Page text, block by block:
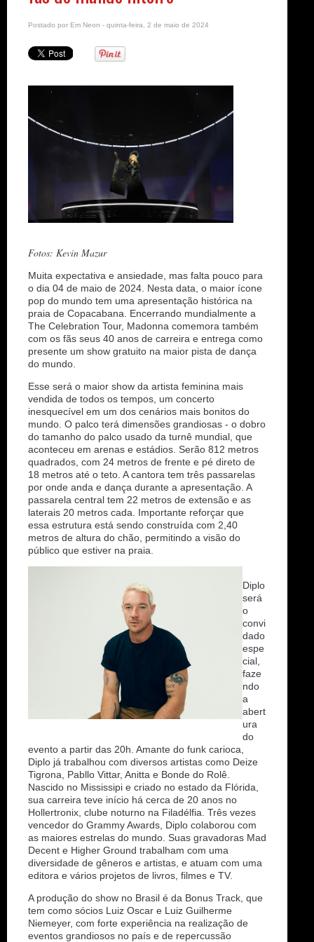
n
Postado por Em Neon - quinta-feira, 2 de maio de 2024
Fotos: Kevin Mazur
Muita expectativa e ansiedade, mas falta pouco para
o dia 04 de maio de 2024. Nesta data, o maior ícone
pop do mundo tem uma apresentação histórica na
praia de Copacabana. Encerrando mundialmente a
The Celebration Tour, Madonna comemora também
com os fãs seus 40 anos de carreira e entrega como
presente um show gratuito na maior pista de dança
do mundo.
Esse será o maior show da artista feminina mais
vendida de todos os tempos, um concerto
inesquecível em um dos cenários mais bonitos do
mundo. O palco terá dimensões grandiosas - o dobro
do tamanho do palco usado da turnê mundial, que
aconteceu em arenas e estádios. Serão 812 metros
quadrados, com 24 metros de frente e pé direto de
18 metros até o teto. A cantora tem três passarelas
por onde anda e dança durante a apresentação. A
passarela central tem 22 metros de extensão e as
laterais 20 metros cada. Importante reforçar que
essa estrutura está sendo construída com 2,40
metros de altura do chão, permitindo a visão do
público que estiver na praia.
Diplo
será
o
convi
dado
espe
cial,
faze
ndo
a
abert
ura
do
evento a partir das 20h. Amante do funk carioca,
Diplo já trabalhou com diversos artistas como Deize
Tigrona, Pabllo Vittar, Anitta e Bonde do Rolê.
Nascido no Mississipi e criado no estado da Flórida,
sua carreira teve início há cerca de 20 anos no
Hollertronix, clube noturno na Filadélfia. Três vezes
vencedor do Grammy Awards, Diplo colaborou com
as maiores estrelas do mundo. Suas gravadoras Mad
Decent e Higher Ground trabalham com uma
diversidade de gêneros e artistas, e atuam com uma
editora e vários projetos de livros, filmes e TV.
A produção do show no Brasil é da Bonus Track, que
tem como sócios Luiz Oscar e Luiz Guilherme
Niemeyer, com forte experiência na realização de
eventos grandiosos no país e de repercussão